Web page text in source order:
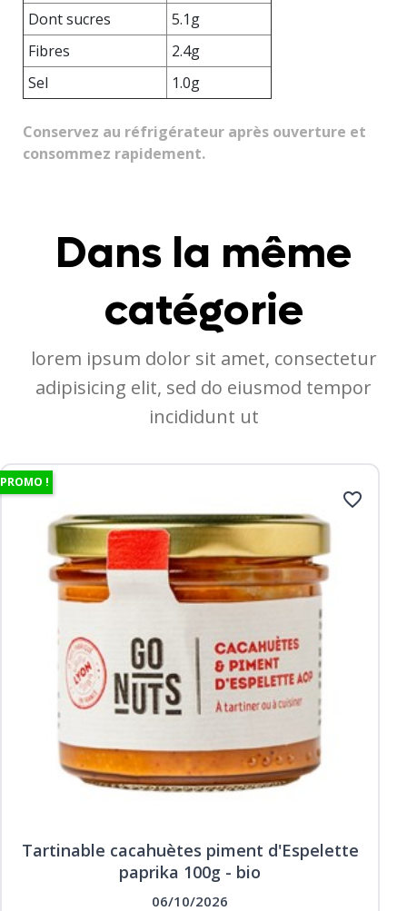
Dont sucres
5.1g
Fibres
2.4g
Sel
1.0g
Conservez au réfrigérateur après ouverture et
consommez rapidement.
Dans la même
catégorie
lorem ipsum dolor sit amet, consectetur
adipisicing elit, sed do eiusmod tempor
incididunt ut
Tartinable cacahuètes piment d'Espelette
paprika 100g - bio
06/10/2026
PROMO !
favorite_border